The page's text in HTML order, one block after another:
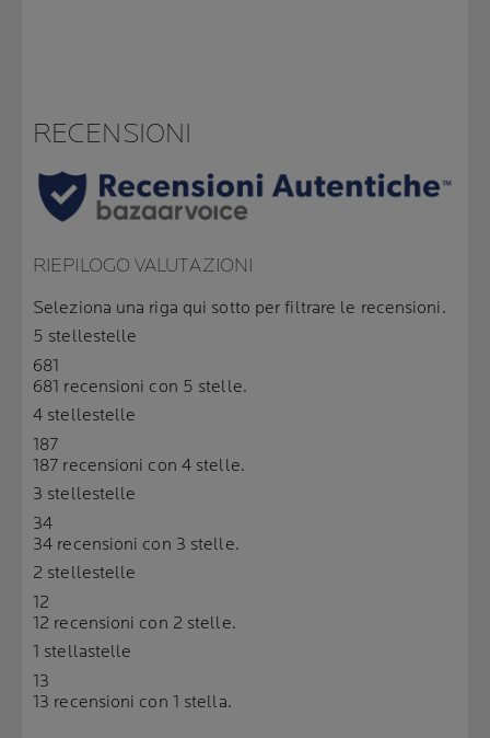
RECENSIONI
RIEPILOGO VALUTAZIONI
Seleziona una riga qui sotto per filtrare le recensioni.
5 stellestelle
681
681 recensioni con 5 stelle.
4 stellestelle
187
187 recensioni con 4 stelle.
3 stellestelle
34
34 recensioni con 3 stelle.
2 stellestelle
12
12 recensioni con 2 stelle.
1 stellastelle
13
13 recensioni con 1 stella.